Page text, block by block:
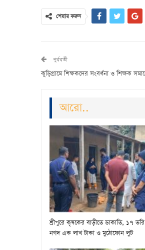
শেয়ার করুন
পুর্ববর্তী
কুড়িগ্রামে শিক্ষকদের সংবর্ধনা ও শিক্ষক
আরো..
শ্রীপুরে কৃষকের বাড়ীতে ডাকাতি, ১৭ ভরি
নগদ এক লাখ টাকা ও মুঠোফোন লুট